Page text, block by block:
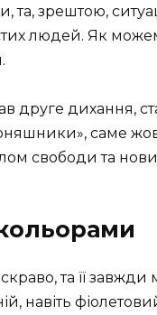
зрештою,
людей. Як
друге дихання,
саме
свободи та
та її
навіть